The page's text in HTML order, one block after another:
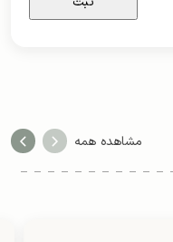
مشاهده همه